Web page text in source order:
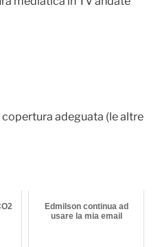
adeguata (le altre
Edmilson continua ad
usare la mia email